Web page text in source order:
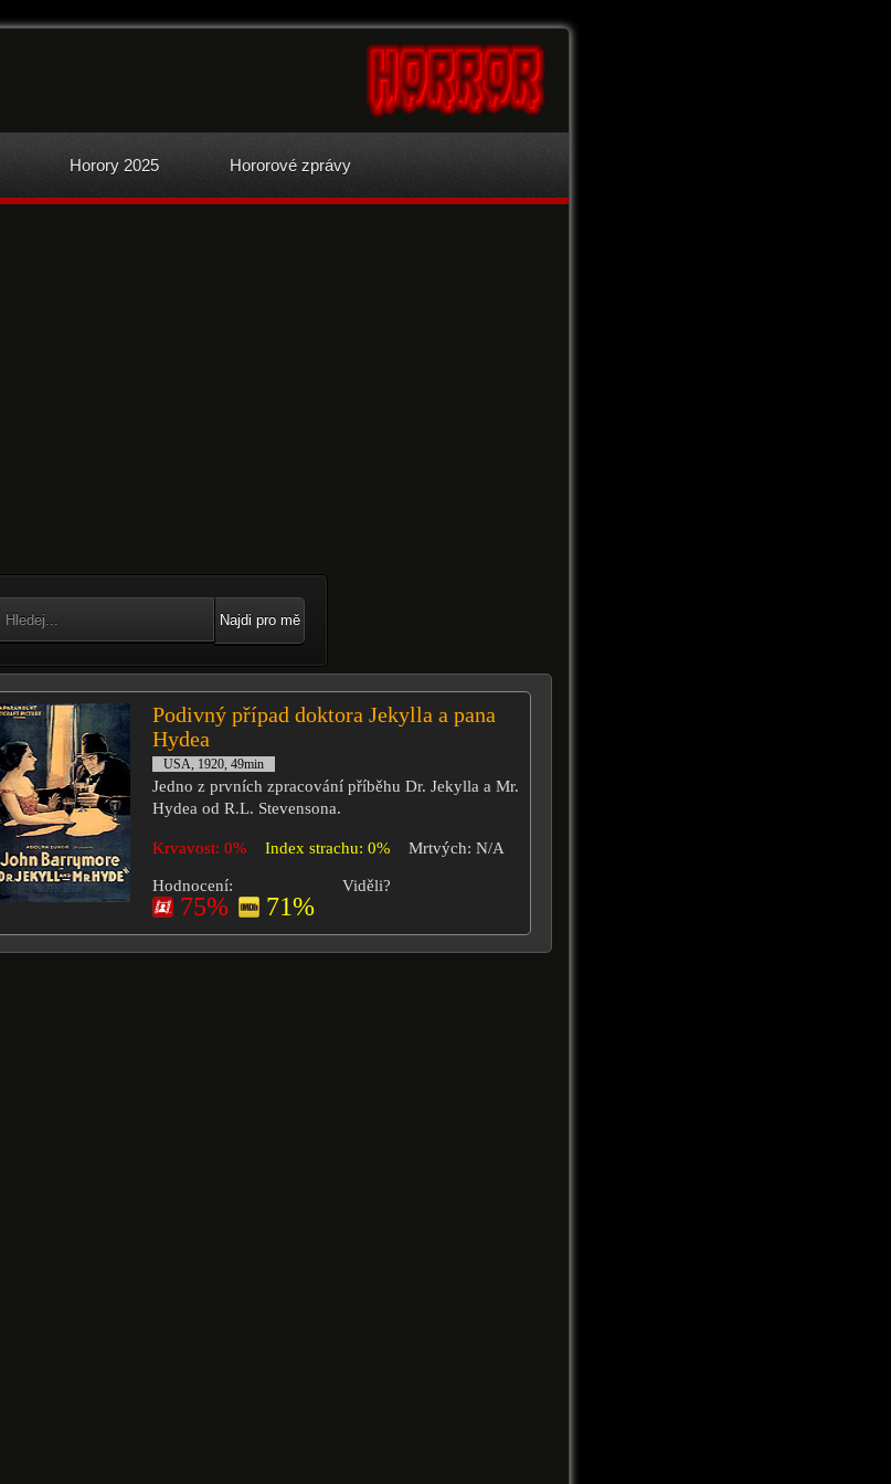
Horory 2025 Hororové zprávy
Najdi pro mě
Podivný případ doktora Jekylla a pana
Hydea
USA, 1920, 49min
Jedno z prvních zpracování příběhu Dr. Jekylla a Mr.
Hydea od R.L. Stevensona.
Krvavost: 0% Index strachu: 0% Mrtvých: N/A
Hodnocení:
75% 71%
Viděli?